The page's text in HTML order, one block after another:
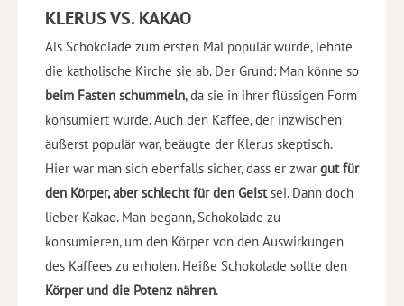
KLERUS VS. KAKAO
Als Schokolade zum ersten Mal populär wurde, lehnte
die katholische Kirche sie ab. Der Grund: Man könne so
beim Fasten schummeln, da sie in ihrer flüssigen Form
konsumiert wurde. Auch den Kaffee, der inzwischen
äußerst populär war, beäugte der Klerus skeptisch.
Hier war man sich ebenfalls sicher, dass er zwar gut für
den Körper, aber schlecht für den Geistsei. Dann doch
lieber Kakao. Man begann, Schokolade zu
konsumieren, um den Körper von den Auswirkungen
des Kaffees zu erholen. Heiße Schokolade sollte den
Körper und die Potenz nähren.